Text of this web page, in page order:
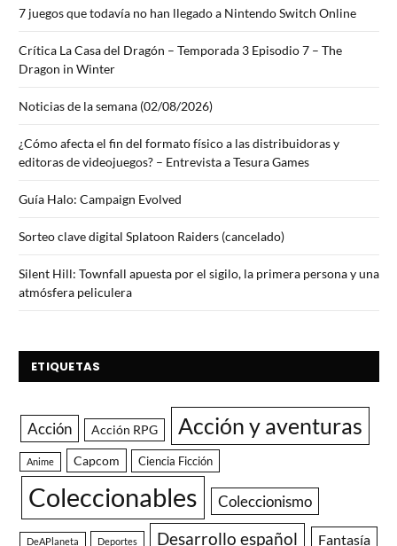
7 juegos que todavía no han llegado a Nintendo Switch Online
Crítica La Casa del Dragón – Temporada 3 Episodio 7 – The
Dragon in Winter
Noticias de la semana (02/08/2026)
¿Cómo afecta el fin del formato físico a las distribuidoras y
editoras de videojuegos? – Entrevista a Tesura Games
Guía Halo: Campaign Evolved
Sorteo clave digital Splatoon Raiders (cancelado)
Silent Hill: Townfall apuesta por el sigilo, la primera persona y una
atmósfera peliculera
ETIQUETAS
Acción Acción RPG Acción y aventuras
Anime Capcom Ciencia Ficción
Coleccionables Coleccionismo
DeAPlaneta Deportes Desarrollo español Fantasía